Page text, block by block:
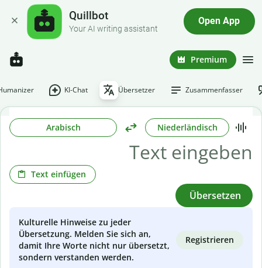
Quillbot
Your AI writing assistant
Open App
Premium
KI-Chat Übersetzer Zusammenfasser
Arabisch Niederländisch
Text einfügen
Übersetzen
Kulturelle Hinweise zu jeder
Übersetzung. Melden Sie sich an,
damit Ihre Worte nicht nur übersetzt,
sondern verstanden werden.
Registrieren